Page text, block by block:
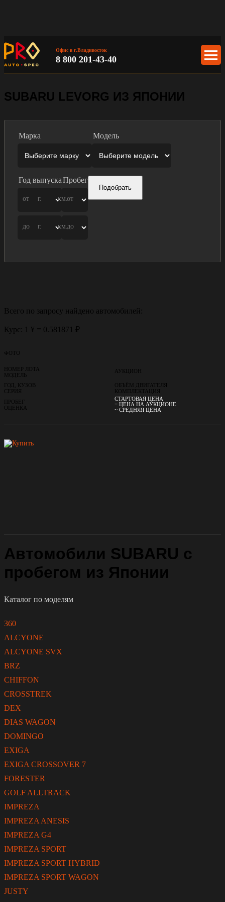
Офис в г.Владивосток
8 800 201-43-40
SUBARU LEVORG ИЗ ЯПОНИИ
Марка Модель
Год выпуска
от г.
до г.
Пробег
от
км.
до
км.
Подобрать
Всего по запросу найдено автомобилей:
Курс: 1 ¥ = 0.581871 ₽
ФОТО
НОМЕР ЛОТА
МОДЕЛЬ
АУКЦИОН
ГОД, КУЗОВ
СЕРИЯ
ОБЪЁМ ДВИГАТЕЛЯ
КОМПЛЕКТАЦИЯ
ПРОБЕГ
ОЦЕНКА
СТАРТОВАЯ ЦЕНА
= ЦЕНА НА АУКЦИОНЕ
~ СРЕДНЯЯ ЦЕНА
Автомобили SUBARU с
пробегом из Японии
Каталог по моделям
360
ALCYONE
ALCYONE SVX
BRZ
CHIFFON
CROSSTREK
DEX
DIAS WAGON
DOMINGO
EXIGA
EXIGA CROSSOVER 7
FORESTER
GOLF ALLTRACK
IMPREZA
IMPREZA ANESIS
IMPREZA G4
IMPREZA SPORT
IMPREZA SPORT HYBRID
IMPREZA SPORT WAGON
JUSTY